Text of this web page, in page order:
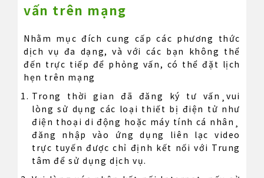
vấn trên mạng
Nhằm mục đích cung cấp các phương thức
dịch vụ đa dạng, và với các bạn không thể
đến trực tiếp để phỏng vấn, có thể đặt lịch
hẹn trên mạng
Trong thời gian đã đăng ký tư vấn¸vui
lòng sử dụng các loại thiết bị điện tử như
điện thoại di động hoặc máy tính cá nhân¸
đăng nhập vào ứng dụng liên lạc video
trực tuyến được chỉ định kết nối với Trung
tâm để sử dụng dịch vụ.